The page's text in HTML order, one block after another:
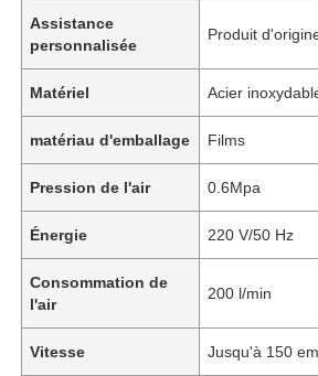
Assistance
personnalisée
Produit
Matériel Acier
matériau d'emballage Films
Pression de l'air 0.6Mpa
Énergie 220 V/50 Hz
Consommation de
l'air
200 l/min
Vitesse Jusqu'à 150